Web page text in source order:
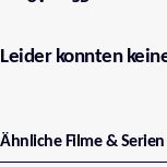
Leider konnten
Ähnliche Filme & Serien